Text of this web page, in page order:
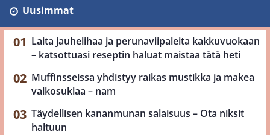
Uusimmat
Laita jauhelihaa ja perunaviipaleita kakkuvuokaan
– katsottuasi reseptin haluat maistaa tätä heti
Muffinsseissa yhdistyy raikas mustikka ja makea
valkosuklaa – nam
Täydellisen kananmunan salaisuus – Ota niksit
haltuun